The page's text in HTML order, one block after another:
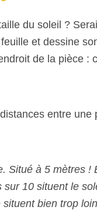
du soleil ?
et dessine
de la pièce :
entre une
Situé à 5 mètres !
sur 10 situent le
bien trop